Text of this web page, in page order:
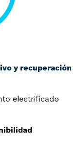
y recuperación
electrificado